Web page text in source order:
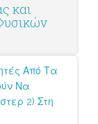
και
Από Τα
Να
2) Στη